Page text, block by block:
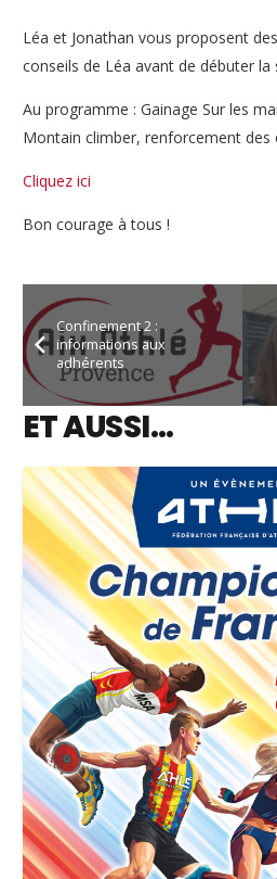
Léa et Jonathan vous proposent
conseils de Léa avant de débuter la
Au programme : Gainage Sur les
Montain climber, renforcement des
Cliquez ici
Bon courage à tous !
Confinement 2 :
informations aux
adhérents
ET AUSSI…